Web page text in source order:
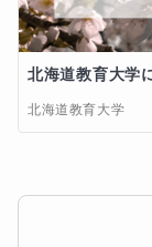
北海道教育大学
北海道教育大学